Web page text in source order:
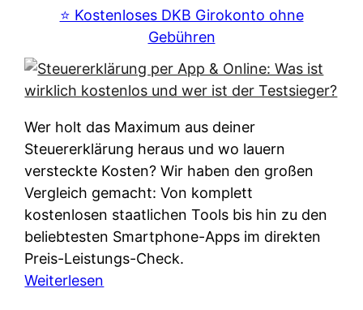
e
u
s
u
n
f
t
e
i
e
g
s
y
t
e
m
M
I
R
:
W
⭐️ Kostenloses DKB Girokonto ohne
Gebühren
Wer holt das Maximum aus deiner
Steuererklärung heraus und wo lauern
versteckte Kosten? Wir haben den großen
Vergleich gemacht: Von komplett
kostenlosen staatlichen Tools bis hin zu den
beliebtesten Smartphone-Apps im direkten
Preis-Leistungs-Check.
Weiterlesen